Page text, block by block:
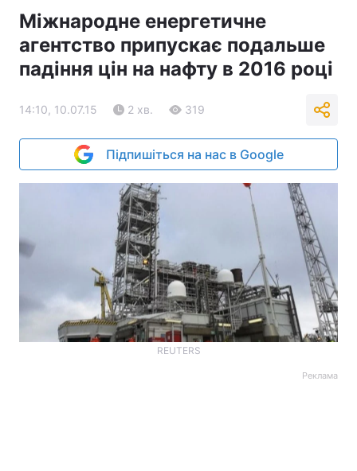
Міжнародне енергетичне
агентство припускає подальше
падіння цін на нафту в 2016 році
14:10, 10.07.15 2 хв. 319
Підпишіться на нас в Google
REUTERS
Реклама